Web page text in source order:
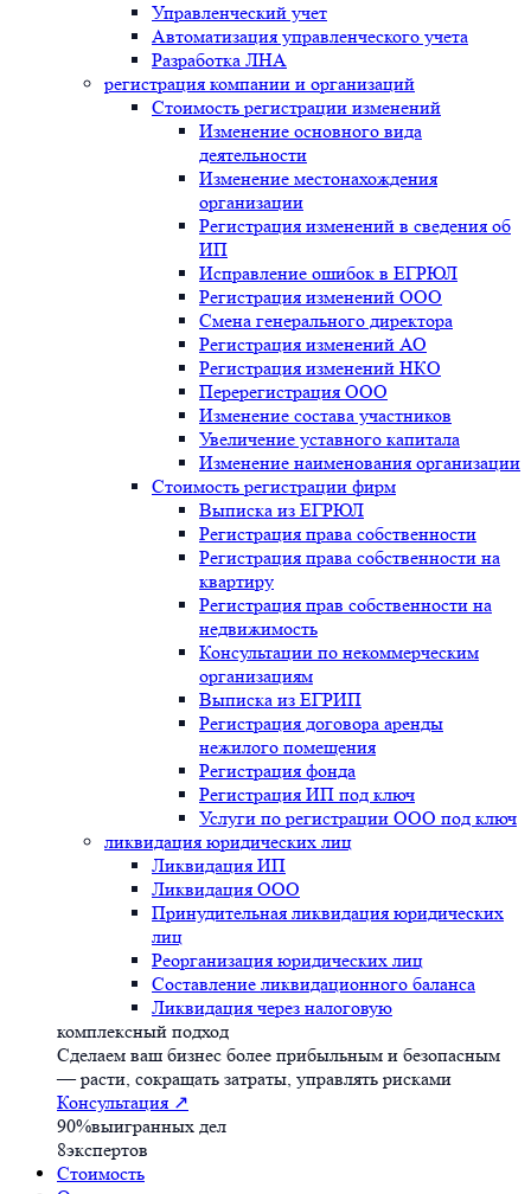
Управленческий учет
Автоматизация управленческого учета
Разработка ЛНА
регистрация компании и организаций
Стоимость регистрации изменений
Изменение основного вида
деятельности
Изменение местонахождения
организации
Регистрация изменений в сведения об
ИП
Исправление ошибок в ЕГРЮЛ
Регистрация изменений ООО
Смена генерального директора
Регистрация изменений АО
Регистрация изменений НКО
Перерегистрация ООО
Изменение состава участников
Увеличение уставного капитала
Изменение наименования организации
Стоимость регистрации фирм
Выписка из ЕГРЮЛ
Регистрация права собственности
Регистрация права собственности на
квартиру
Регистрация прав собственности на
недвижимость
Консультации по некоммерческим
организациям
Выписка из ЕГРИП
Регистрация договора аренды
нежилого помещения
Регистрация фонда
Регистрация ИП под ключ
Услуги по регистрации ООО под ключ
ликвидация юридических лиц
Ликвидация ИП
Ликвидация ООО
Принудительная ликвидация юридических
лиц
Реорганизация юридических лиц
Составление ликвидационного баланса
Ликвидация через налоговую
комплексный подход
Сделаем ваш бизнес более прибыльным и безопасным
— расти, сокращать затраты, управлять рисками
Консультация ↗
90%выигранных дел
8экспертов
Стоимость